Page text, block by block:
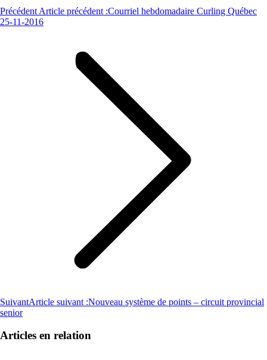
Précédent Article précédent :Courriel hebdomadaire Curling Québec
25-11-2016
SuivantArticle suivant :Nouveau système de points – circuit provincial
senior
Articles en relation